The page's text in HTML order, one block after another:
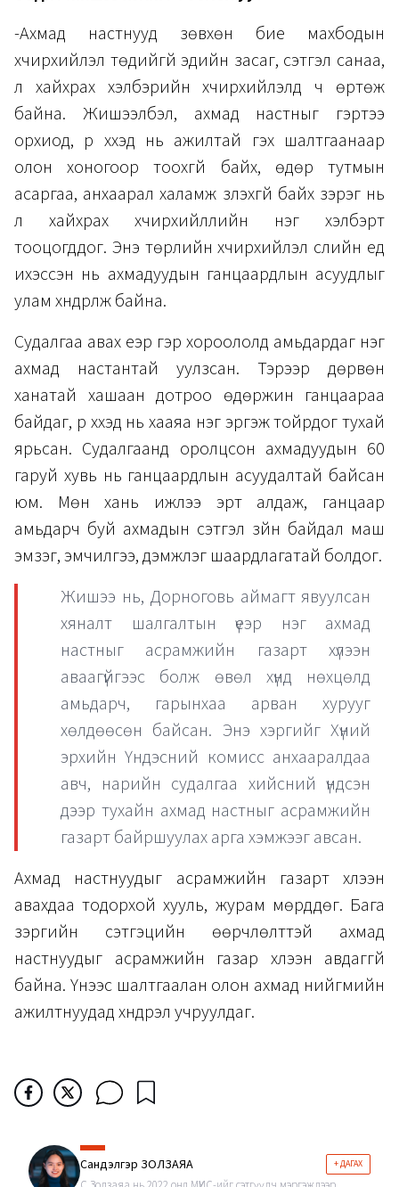
-Ахмад настнууд зөвхөн бие махбодын
хүчирхийлэл төдийгүй эдийн засаг, сэтгэл санаа,
үл хайхрах хэлбэрийн хүчирхийлэлд ч өртөж
байна. Жишээлбэл, ахмад настныг гэртээ
орхиод, үр хүүхэд нь ажилтай гэх шалтгаанаар
олон хоногоор тоохгүй байх, өдөр тутмын
асаргаа, анхаарал халамж үзүүлэхгүй байх зэрэг нь
үл хайхрах хүчирхийллийн нэг хэлбэрт
тооцогддог. Энэ төрлийн хүчирхийлэл сүүлийн үед
ихэссэн нь ахмадуудын ганцаардлын асуудлыг
улам хүндрүүлж байна.
Судалгаа авах үеэр гэр хороололд амьдардаг нэг
ахмад настантай уулзсан. Тэрээр дөрвөн
ханатай хашаан дотроо өдөржин ганцаараа
байдаг, үр хүүхэд нь хааяа нэг эргэж тойрдог тухай
ярьсан. Судалгаанд оролцсон ахмадуудын 60
гаруй хувь нь ганцаардлын асуудалтай байсан
юм. Мөн хань ижлээ эрт алдаж, ганцаар
амьдарч буй ахмадын сэтгэл зүйн байдал маш
эмзэг, эмчилгээ, дэмжлэг шаардлагатай болдог.
Жишээ нь, Дорноговь аймагт явуулсан
хяналт шалгалтын үеэр нэг ахмад
настныг асрамжийн газарт хүлээн
аваагүйгээс болж өвөл хүнд нөхцөлд
амьдарч, гарынхаа арван хурууг
хөлдөөсөн байсан. Энэ хэргийг Хүний
эрхийн Үндэсний комисс анхааралдаа
авч, нарийн судалгаа хийсний үндсэн
дээр тухайн ахмад настныг асрамжийн
газарт байршуулах арга хэмжээг авсан.
Ахмад настнуудыг асрамжийн газарт хүлээн
авахдаа тодорхой хууль, журам мөрддөг. Бага
зэргийн сэтгэцийн өөрчлөлттэй ахмад
настнуудыг асрамжийн газар хүлээн авдаггүй
байна. Үүнээс шалтгаалан олон ахмад нийгмийн
ажилтнуудад хүндрэл учруулдаг.
Сандэлгэр ЗОЛЗАЯА + ДАГАХ